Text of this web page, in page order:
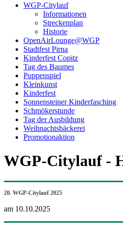
WGP-Citylauf
Informationen
Streckenplan
Historie
OpenAirLounge@WGP
Stadtfest Pirna
Kinderfest Copitz
Tag des Baumes
Puppenspiel
Kleinkunst
Kinderfest
Sonnensteiner Kinderfasching
Schmökerstunde
Tag der Ausbildung
Weihnachtsbäckerei
Promotionaktion
WGP-Citylauf -
20. WGP-Citylauf 2025
am 10.10.2025